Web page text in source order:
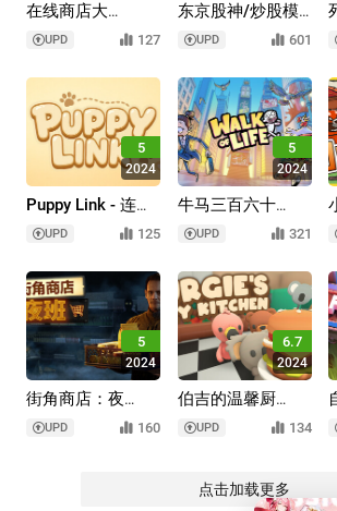
在线商店大
亨/Webstore
Mogul
UPD 127
东京股神/炒股模
拟器/股票市场模
拟器/STONKS-
9800: Stock
Market Simulator
UPD 601
5
2024
Puppy Link - 连连
看/Puppy Link -
Tile Connect
UPD 125
5
2024
牛马三百六十
行/Walk of Life
UPD 321
5
2024
街角商店：夜
班/Corner Shop:
NightShift
UPD 160
6.7
2024
伯吉的温馨厨
房/Burgie's cozy
kitchen
UPD 134
点击加载更多